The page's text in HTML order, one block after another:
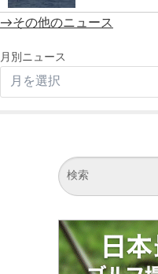
→その他のニュース
月別ニュース